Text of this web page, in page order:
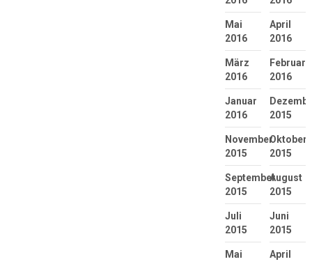
Mai
2016
April
2016
März
2016
Februar
2016
Januar
2016
2015
November
2015
Oktober
2015
September
2015
August
2015
Juli
2015
Juni
2015
Mai
April